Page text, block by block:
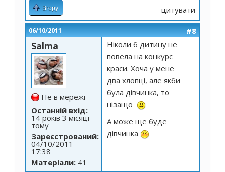
Вгору цитувати
06/10/2011 #8
Salma
Не в мережі
Останній вхід:
14 років 3 місяці
тому
Зареєстрований:
04/10/2011 -
17:38
Матеріали: 41
Ніколи б дитину не
повела на конкурс
краси. Хоча у мене
два хлопці, але якби
була дівчинка, то
нізащо
А може ще буде
дівчинка